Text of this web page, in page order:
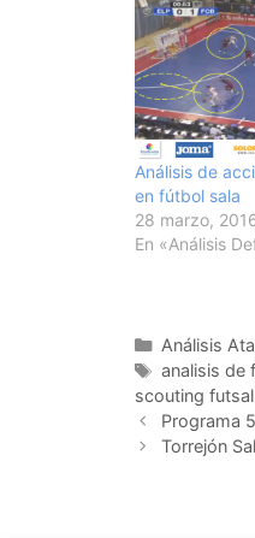
Análisis de
en fútbol sala
28 marzo,
En «Análisis
Categorías
Análisis
Etiquetas
analisis de
scouting futsal
Navegación
de
Programa
Torrejón